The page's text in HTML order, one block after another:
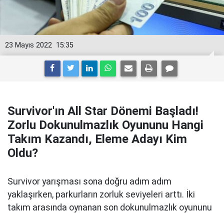
15:35
23 Mayıs 2022
Survivor'ın All Star Dönemi Başladı!
Zorlu Dokunulmazlık Oyununu Hangi
Takım Kazandı, Eleme Adayı Kim
Oldu?
Survivor yarışması sona doğru adım adım
yaklaşırken, parkurların zorluk seviyeleri arttı. İki
takım arasında oynanan son dokunulmazlık oyununu